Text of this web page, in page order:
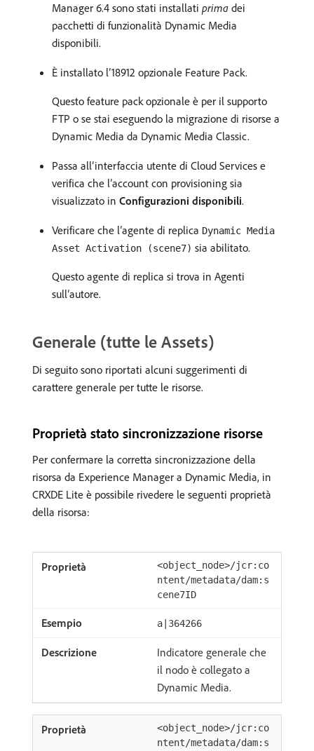
Manager 6.4 sono stati installati prima dei
pacchetti di funzionalità Dynamic Media
disponibili.
È installato l’18912 opzionale Feature Pack.
Questo feature pack opzionale è per il supporto
FTP o se stai eseguendo la migrazione di risorse a
Dynamic Media da Dynamic Media Classic.
Passa all’interfaccia utente di Cloud Services e
verifica che l’account con provisioning sia
visualizzato in Configurazioni disponibili.
Verificare che l’agente di replica Dynamic Media
Asset Activation (scene7) sia abilitato.
Questo agente di replica si trova in Agenti
sull’autore.
Generale (tutte le Assets)
Di seguito sono riportati alcuni suggerimenti di
carattere generale per tutte le risorse.
Proprietà stato sincronizzazione risorse
Per confermare la corretta sincronizzazione della
risorsa da Experience Manager a Dynamic Media, in
CRXDE Lite è possibile rivedere le seguenti proprietà
della risorsa:
<object_node>/jcr:co
ntent/metadata/dam:s
cene7ID
a|364266
Indicatore generale che
il nodo è collegato a
Dynamic Media.
<object_node>/jcr:co
ntent/metadata/dam:s